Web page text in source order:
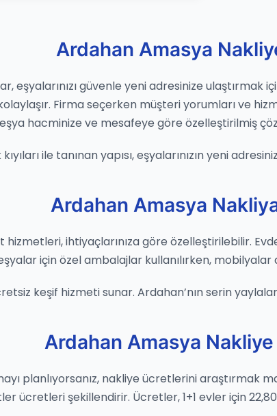
Ardahan Amasya
güvenle yeni adresinize ulaştırmak
Firma seçerken müşteri yorumları ve
hacminize ve mesafeye göre özelleştirilmiş
ile tanınan yapısı, eşyalarınızın yeni
Ardahan Amasya
ihtiyaçlarınıza göre özelleştirilebilir.
için özel ambalajlar kullanılırken,
keşif hizmeti sunar. Ardahan’nın serin
Ardahan Amasya
planlıyorsanız, nakliye ücretlerini araştırmak
ücretleri şekillendirir. Ücretler, 1+1 evler için